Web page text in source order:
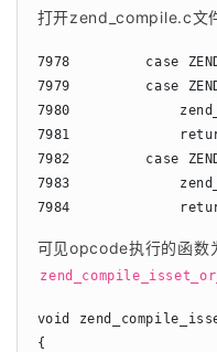
打开zend_compile.c文
7978         case
7979         case
7980
7981
7982         case
7983
可见opcode执行的函数
void
{